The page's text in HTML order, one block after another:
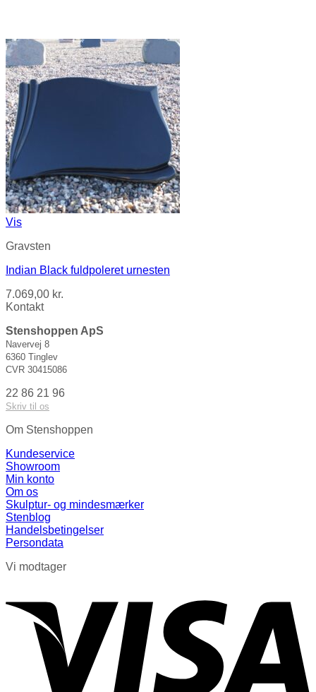
Vis
Gravsten
Indian Black fuldpoleret urnesten
7.069,00 kr.
Kontakt
Stenshoppen ApS
Navervej 8
6360 Tinglev
CVR 30415086
22 86 21 96
Skriv til os
Om Stenshoppen
Kundeservice
Showroom
Min konto
Om os
Skulptur- og mindesmærker
Stenblog
Handelsbetingelser
Persondata
Vi modtager